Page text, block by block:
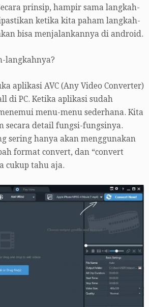
prinsip, hampir sama langkah-
ketika kita paham langkah-
bisa menjalankannya di android.
langkahnya?
aplikasi AVC (Any Video Converter)
di PC. Ketika aplikasi sudah
menu-menu sederhana. Kita
secara detail fungsi-fungsinya.
sering hanya akan menggunakan
format convert, dan “convert
cukup tahu aja.